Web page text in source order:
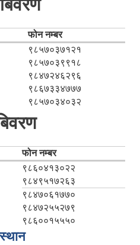
फोन नम्बर
९८५७०३७१२१
९८५७०३९९१८
९८४७२४६२९६
९८६७३३४७७७
९८५७०३४०३२
फोन नम्बर
९८६०४१३०२२
९८४९५१७२६३
९८४७०६१७७०
९८४७२५५२७९
९८६००१५५५०